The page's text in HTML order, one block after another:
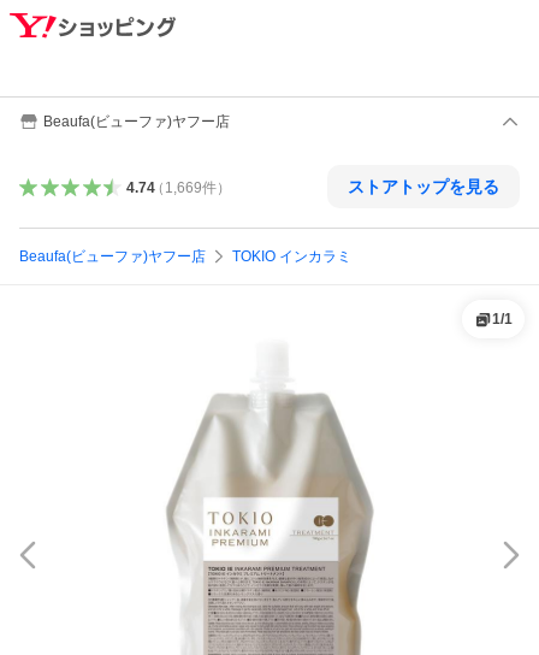
Beaufa(ビューファ)ヤフー店
4.74（ 1,669件） ストアトップを見る
Beaufa(ビューファ)ヤフー店 TOKIO インカラミ
1/1